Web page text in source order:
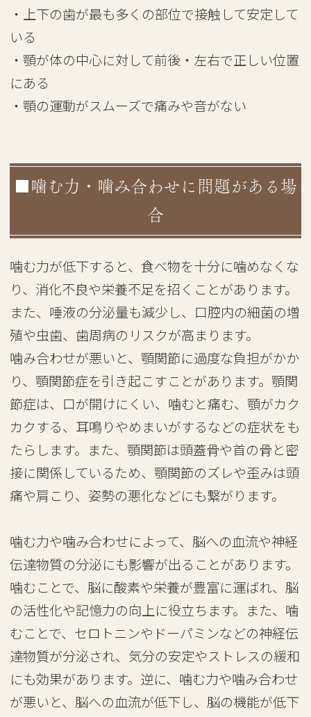
・上下の歯が最も多くの部位で接触して安定して
いる
・顎が体の中心に対して前後・左右で正しい位置
にある
・顎の運動がスムーズで痛みや音がない
■噛む力・噛み合わせに問題がある場
合
噛む力が低下すると、食べ物を十分に噛めなくな
り、消化不良や栄養不足を招くことがあります。
また、唾液の分泌量も減少し、口腔内の細菌の増
殖や虫歯、歯周病のリスクが高まります。
噛み合わせが悪いと、顎関節に過度な負担がかか
り、顎関節症を引き起こすことがあります。顎関
節症は、口が開けにくい、噛むと痛む、顎がカク
カクする、耳鳴りやめまいがするなどの症状をも
たらします。また、顎関節は頭蓋骨や首の骨と密
接に関係しているため、顎関節のズレや歪みは頭
痛や肩こり、姿勢の悪化などにも繋がります。
噛む力や噛み合わせによって、脳への血流や神経
伝達物質の分泌にも影響が出ることがあります。
噛むことで、脳に酸素や栄養が豊富に運ばれ、脳
の活性化や記憶力の向上に役立ちます。また、噛
むことで、セロトニンやドーパミンなどの神経伝
達物質が分泌され、気分の安定やストレスの緩和
にも効果があります。逆に、噛む力や噛み合わせ
が悪いと、脳への血流が低下し、脳の機能が低下